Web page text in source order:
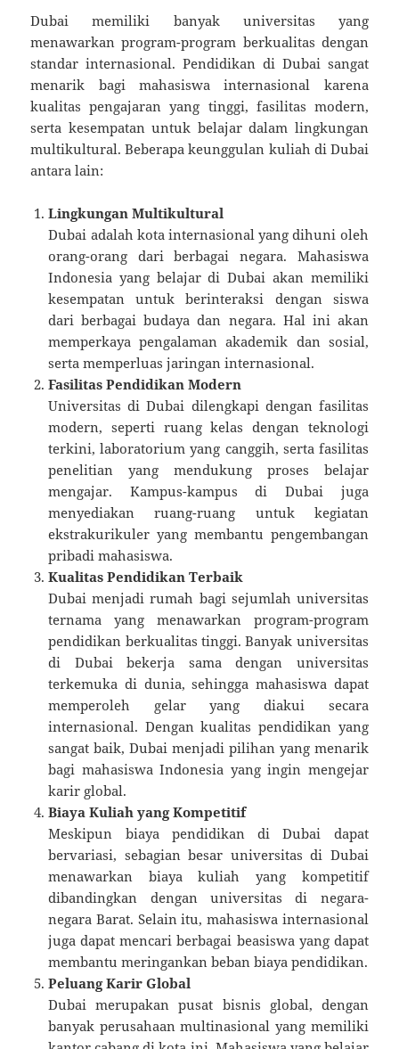
Dubai memiliki banyak universitas yang
menawarkan program-program berkualitas dengan
standar internasional. Pendidikan di Dubai sangat
menarik bagi mahasiswa internasional karena
kualitas pengajaran yang tinggi, fasilitas modern,
serta kesempatan untuk belajar dalam lingkungan
multikultural. Beberapa keunggulan kuliah di Dubai
antara lain:
Lingkungan Multikultural
Dubai adalah kota internasional yang dihuni oleh
orang-orang dari berbagai negara. Mahasiswa
Indonesia yang belajar di Dubai akan memiliki
kesempatan untuk berinteraksi dengan siswa
dari berbagai budaya dan negara. Hal ini akan
memperkaya pengalaman akademik dan sosial,
serta memperluas jaringan internasional.
Fasilitas Pendidikan Modern
Universitas di Dubai dilengkapi dengan fasilitas
modern, seperti ruang kelas dengan teknologi
terkini, laboratorium yang canggih, serta fasilitas
penelitian yang mendukung proses belajar
mengajar. Kampus-kampus di Dubai juga
menyediakan ruang-ruang untuk kegiatan
ekstrakurikuler yang membantu pengembangan
pribadi mahasiswa.
Kualitas Pendidikan Terbaik
Dubai menjadi rumah bagi sejumlah universitas
ternama yang menawarkan program-program
pendidikan berkualitas tinggi. Banyak universitas
di Dubai bekerja sama dengan universitas
terkemuka di dunia, sehingga mahasiswa dapat
memperoleh gelar yang diakui secara
internasional. Dengan kualitas pendidikan yang
sangat baik, Dubai menjadi pilihan yang menarik
bagi mahasiswa Indonesia yang ingin mengejar
karir global.
Biaya Kuliah yang Kompetitif
Meskipun biaya pendidikan di Dubai dapat
bervariasi, sebagian besar universitas di Dubai
menawarkan biaya kuliah yang kompetitif
dibandingkan dengan universitas di negara-
negara Barat. Selain itu, mahasiswa internasional
juga dapat mencari berbagai beasiswa yang dapat
membantu meringankan beban biaya pendidikan.
Peluang Karir Global
Dubai merupakan pusat bisnis global, dengan
banyak perusahaan multinasional yang memiliki